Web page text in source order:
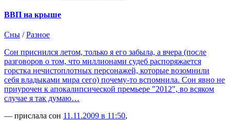
ВВП на крыше
Сны /Разное
Сон приснился летом, только я его забыла, а вчера (после
разговоров о том, что миллионами судеб распоряжается
горстка нечистоплотных персонажей, которые возомнили
себя владыками мира сего) почему-то вспомнила. Сон явно не
приурочен к апокалипсической премьере "2012", во всяком
случае я так думаю…
— прислала сон 11.11.2009 в 11:50,